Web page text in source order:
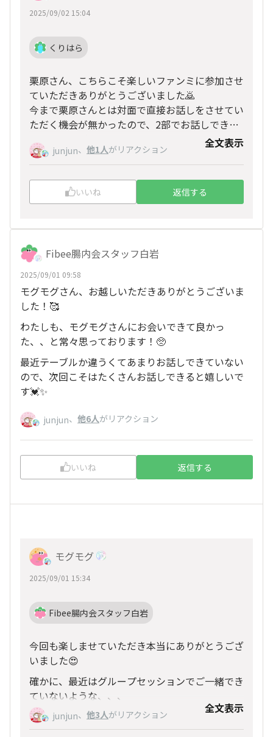
2025/09/02 15:04
くりはら
栗原さん、こちらこそ楽しいファンミに参加させ
ていただきありがとうございました🙇
今まで栗原さんとは対面で直接お話しをさせてい
ただく機会が無かったので、2部でお話しできて
とてもありがたかったです。
ますますFibeeを盛り上げたい気持ちが高まりま
した😉😄
junjun、 他1人がリアクション 全文表示
いいね 返信する
Fibee腸内会スタッフ白岩
2025/09/01 09:58
モグモグさん、お越しいただきありがとうございま
した！🥰
わたしも、モグモグさんにお会いできて良かっ
た、、と常々思っております！🥺
最近テーブルか違うくてあまりお話しできていない
ので、次回こそはたくさんお話しできると嬉しいで
す💓✨
junjun、 他6人がリアクション
いいね 返信する
モグモグ
2025/09/01 15:34
Fibee腸内会スタッフ白岩
今回も楽しませていただき本当にありがとうござ
いました😍
確かに、最近はグループセッションでご一緒でき
ていないような、、、
でも白岩さんの素敵さをたくさんの方に知ってい
ただきたいので、他の方と組まれても仕方ないの
junjun、 他3人がリアクション 全文表示